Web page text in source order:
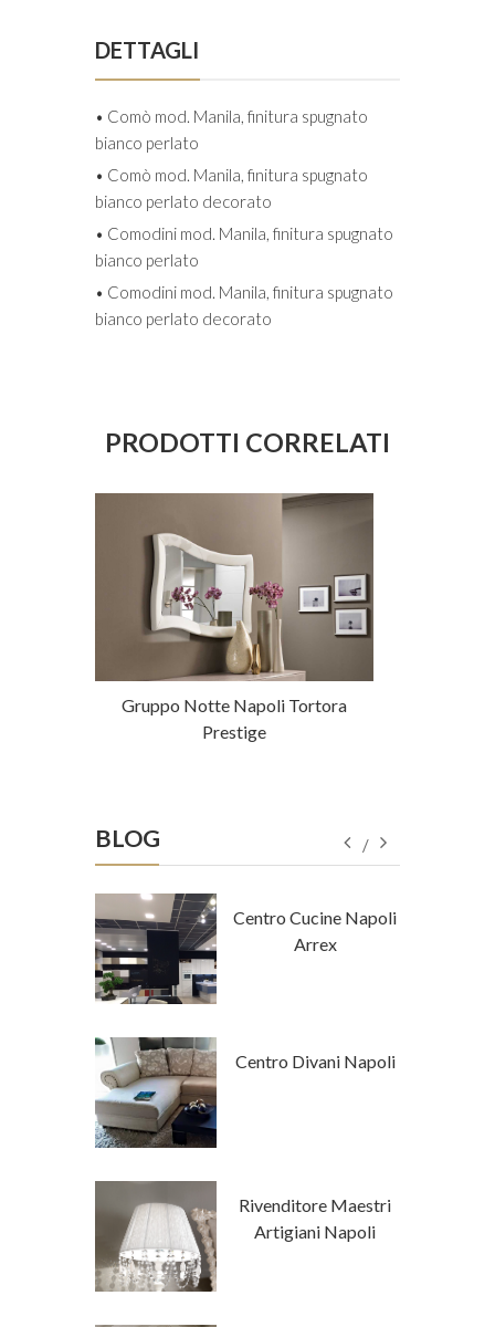
DETTAGLI
• Comò mod. Manila, finitura spugnato
bianco perlato
• Comò mod. Manila, finitura spugnato
bianco perlato decorato
• Comodini mod. Manila, finitura spugnato
bianco perlato
• Comodini mod. Manila, finitura spugnato
bianco perlato decorato
PRODOTTI CORRELATI
Gruppo Notte Napoli Tortora
Prestige
BLOG
Centro Cucine Napoli
Arrex
Centro Divani Napoli
Rivenditore Maestri
Artigiani Napoli